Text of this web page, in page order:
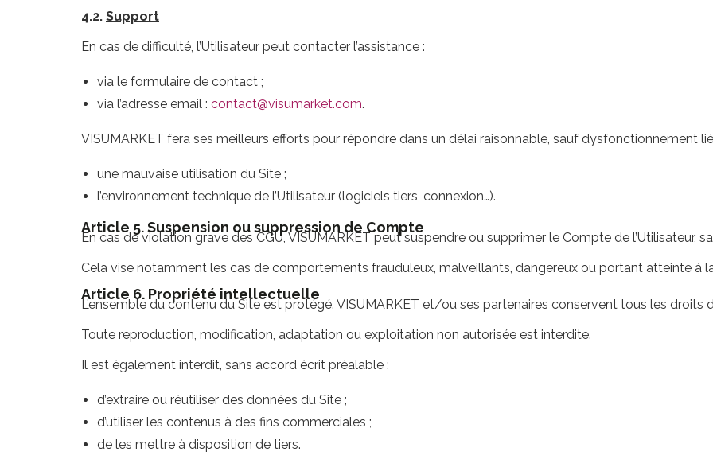
4.2. Support
En cas de difficulté, l’Utilisateur peut contacter l’assistance :
via le formulaire de contact ;
via l’adresse email : contact@visumarket.com.
VISUMARKET fera ses meilleurs efforts pour répondre dans un délai raisonnable, sauf dysfonctionnement
une mauvaise utilisation du Site ;
l’environnement technique de l’Utilisateur (logiciels tiers, connexion…).
Article 5. Suspension ou suppression de Compte
En cas de violation grave des CGU, VISUMARKET peut suspendre ou supprimer le Compte de l’Utilisateur,
Cela vise notamment les cas de comportements frauduleux, malveillants, dangereux ou portant atteinte à
Article 6. Propriété intellectuelle
L’ensemble du contenu du Site est protégé. VISUMARKET et/ou ses partenaires conservent tous les droits
Toute reproduction, modification, adaptation ou exploitation non autorisée est interdite.
Il est également interdit, sans accord écrit préalable :
d’extraire ou réutiliser des données du Site ;
d’utiliser les contenus à des fins commerciales ;
de les mettre à disposition de tiers.